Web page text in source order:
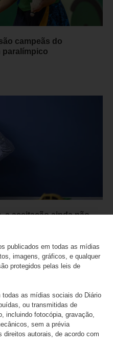
campeãs do
paralímpico
a aceitação ainda não
publicado. Campos
publicados em todas as mídias
imagens, gráficos, e qualquer
protegidos pelas leis de
todas as mídias sociais do Diário
ou transmitidas de
incluindo fotocópia, gravação,
sem a prévia
direitos autorais, de acordo com